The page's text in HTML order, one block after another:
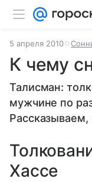
5 апреля 2010
К чему
Талисман:
мужчине по
Рассказываем,
Хассе